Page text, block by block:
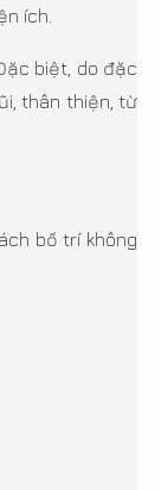
ích.
biệt, do đặc
thân thiện, từ
bố trí không